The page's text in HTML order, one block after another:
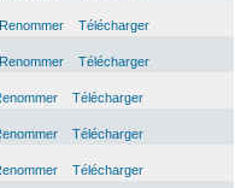
Renommer
Télécharger
Renommer
Télécharger
Télécharger
Télécharger
Télécharger